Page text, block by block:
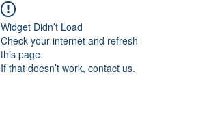
Widget Didn’t Load
Check your internet and refresh
this page.
If that doesn’t work, contact us.